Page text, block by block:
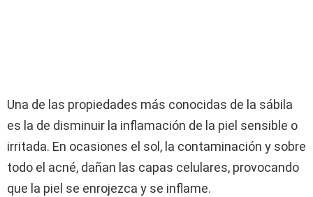
Una de las propiedades más conocidas de la sábila
es la de disminuir la inflamación de la piel sensible o
irritada. En ocasiones el sol, la contaminación y sobre
todo el acné, dañan las capas celulares, provocando
que la piel se enrojezca y se inflame.